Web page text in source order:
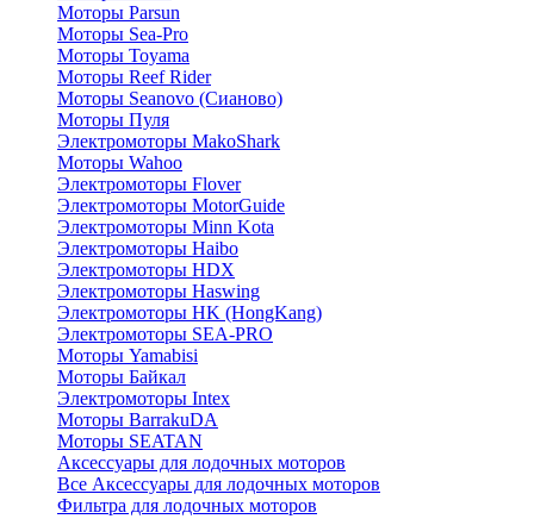
Моторы Parsun
Моторы Sea-Pro
Моторы Toyama
Моторы Reef Rider
Моторы Seanovo (Сианово)
Моторы Пуля
Электромоторы MakoShark
Моторы Wahoo
Электромоторы Flover
Электромоторы MotorGuide
Электромоторы Minn Kota
Электромоторы Haibo
Электромоторы HDX
Электромоторы Haswing
Электромоторы HK (HongKang)
Электромоторы SEA-PRO
Моторы Yamabisi
Моторы Байкал
Электромоторы Intex
Моторы BarrakuDA
Моторы SEATAN
Аксессуары для лодочных моторов
Все Аксессуары для лодочных моторов
Фильтра для лодочных моторов